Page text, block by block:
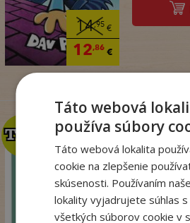
14,95€
12,86€
TOP
TOP
Perryová
Táto webová
používa súbory
Táto webová lokalita
cookie na zlepšenie
skúsenosti. Používaním
lokality vyjadrujete súhlas s
všetkých súborov cookie v